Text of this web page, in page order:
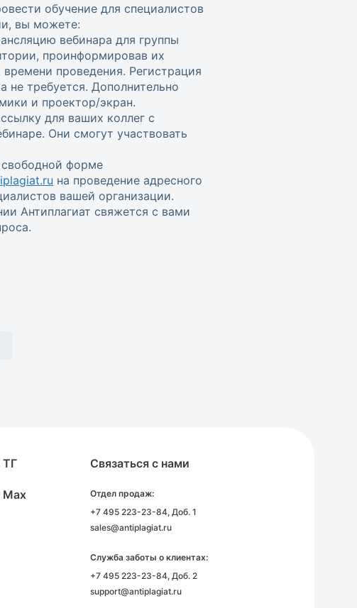
обучение для специалистов
вы можете:
вебинара для группы
проинформировав их
проведения. Регистрация
не требуется. Дополнительно
и проектор/экран.
для ваших коллег с
Они смогут участвовать
форме
на проведение адресного
вашей организации.
Антиплагиат свяжется с вами
ТГ
Max
Связаться с нами
Отдел продаж:
+7 495 223-23-84, Доб. 1
sales@antiplagiat.ru
Служба заботы о клиентах:
+7 495 223-23-84, Доб. 2
support@antiplagiat.ru